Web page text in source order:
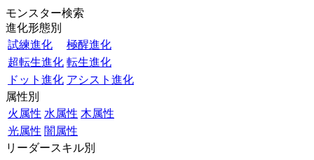
モンスター検索
進化形態別
試練進化
極醒進化
超転生進化 転生進化
ドット進化 アシスト進化
属性別
火属性 水属性 木属性
光属性 闇属性
リーダースキル別